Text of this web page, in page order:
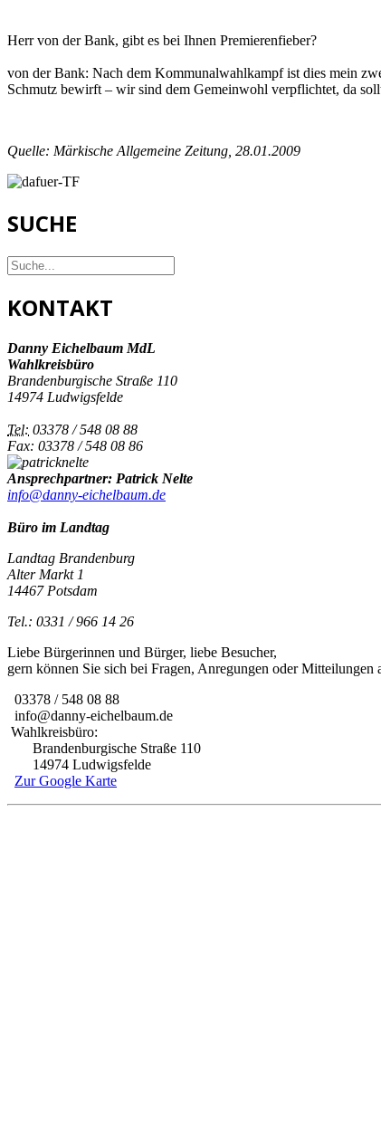
Herr von der Bank, gibt es bei Ihnen Premierenfieber?
von der Bank: Nach dem Kommunalwahlkampf ist dies mein
Schmutz bewirft – wir sind dem Gemeinwohl verpflichtet, da
Quelle: Märkische Allgemeine Zeitung, 28.01.2009
SUCHE
KONTAKT
Danny Eichelbaum MdL
Wahlkreisbüro
Brandenburgische Straße 110
14974 Ludwigsfelde
Tel: 03378 / 548 08 88
Fax: 03378 / 548 08 86
Ansprechpartner: Patrick Nelte
info@danny-eichelbaum.de
Büro im Landtag
Landtag Brandenburg
Alter Markt 1
14467 Potsdam
Tel.: 0331 / 966 14 26
Liebe Bürgerinnen und Bürger, liebe Besucher,
gern können Sie sich bei Fragen, Anregungen oder
03378 / 548 08 88
info@danny-eichelbaum.de
Wahlkreisbüro:
Brandenburgische Straße 110
14974 Ludwigsfelde
Zur Google Karte